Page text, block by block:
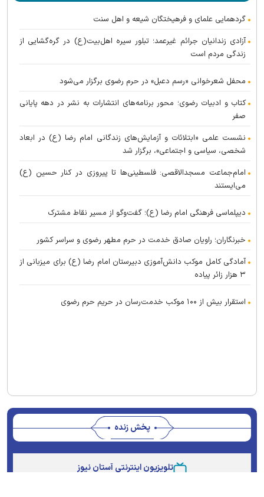
گردهمایی علمای و فرهیختگان شیعه و اهل سنت
آزادی زندانیان جرائم غیرعمد؛ تبلور سیره اهل‌بیت(ع) در گره‌گشایی از
زندگی مردم است
محفل شعرخوانی «رسم دعبل» در حرم رضوی برگزار می‌شود
کتاب و ادبیات رضوی؛ محور برنامه‌های انتشارات به نشر در دهه پایانی
صفر
نشست علمی «ابتلائات و آزمایش‌های زندگانی امام رضا (ع) در ابعاد
شخصی، سیاسی و اجتماعی»، برگزار شد
امام‌جماعت مسجدالاقصی: فلسطینی‌ها تا پیروزی در کنار حسین (ع)
می‌ایستند
دیپلماسی فرهنگی امام رضا (ع)؛ گفت‌و‌گو از مسیر نقاط مشترک
خبرنگاران؛ راویان صادق خدمت در حرم مطهر رضوی و سراسر کشور
آمادگی کامل موکب دانش‌آموزی دبیرستان امام رضا (ع) برای میزبانی از
۳ هزار زائر پیاده
استقرار بیش از ۱۰۰ موکب خدمت‌رسان در حریم حرم رضوی
پخش زنده
تلویزیون اینترنتی آستان نیوز